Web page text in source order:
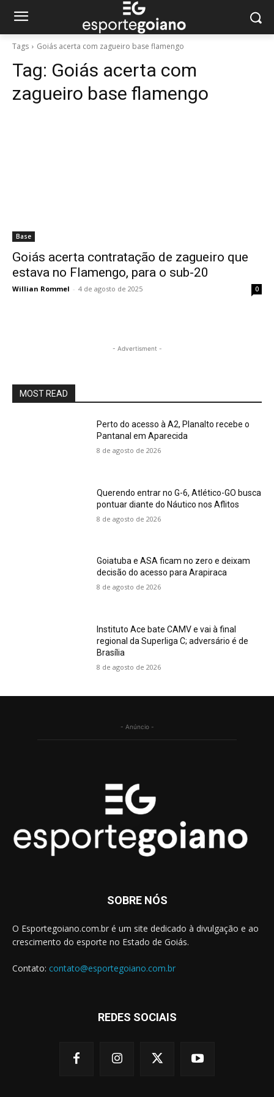
Tags Goiás acerta com zagueiro base flamengo
Tag: Goiás acerta com
zagueiro base flamengo
Base
Goiás acerta contratação de zagueiro que
estava no Flamengo, para o sub-20
Willian Rommel - 4 de agosto de 2025 0
- Advertisment -
MOST READ
Perto do acesso à A2, Planalto recebe o
Pantanal em Aparecida
8 de agosto de 2026
Querendo entrar no G-6, Atlético-GO busca
pontuar diante do Náutico nos Aflitos
8 de agosto de 2026
Goiatuba e ASA ficam no zero e deixam
decisão do acesso para Arapiraca
8 de agosto de 2026
Instituto Ace bate CAMV e vai à final
regional da Superliga C; adversário é de
Brasília
8 de agosto de 2026
- Anúncio -
SOBRE NÓS
O Esportegoiano.com.br é um site dedicado à divulgação e ao
crescimento do esporte no Estado de Goiás.
Contato: contato@esportegoiano.com.br
REDES SOCIAIS